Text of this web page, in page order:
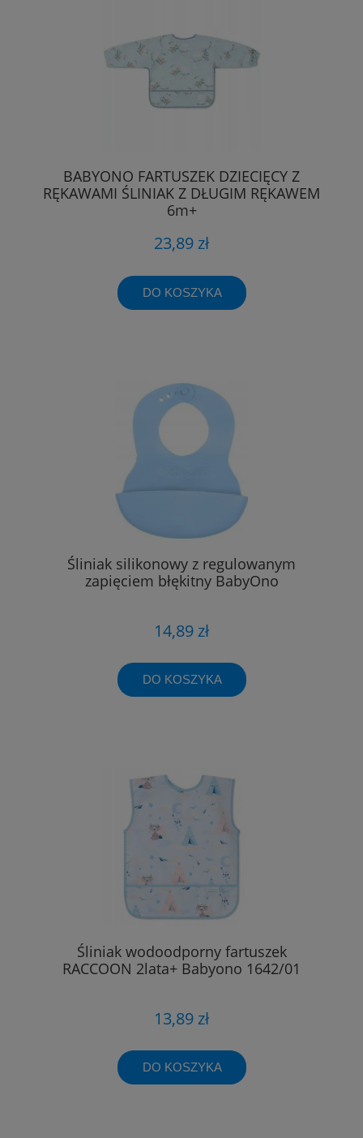
BABYONO FARTUSZEK DZIECIĘCY Z
RĘKAWAMI ŚLINIAK Z DŁUGIM RĘKAWEM
6m+
23,89 zł
DO KOSZYKA
Śliniak silikonowy z regulowanym
zapięciem błękitny BabyOno
14,89 zł
DO KOSZYKA
Śliniak wodoodporny fartuszek
RACCOON 2lata+ Babyono 1642/01
13,89 zł
DO KOSZYKA